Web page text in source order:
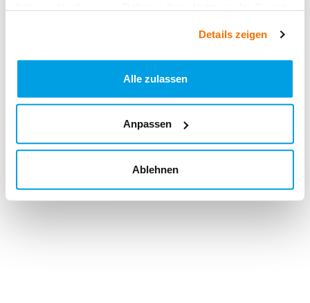
Details zeigen
Alle zulassen
Anpassen
Ablehnen